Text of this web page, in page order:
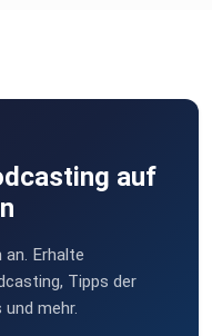
auf
Erhalte
Tipps der
mehr.